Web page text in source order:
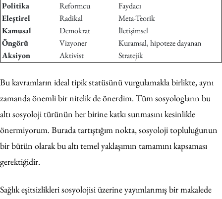
Politika
Reformcu
Faydacı
Eleştirel
Radikal
Meta-Teorik
Kamusal
Demokrat
İletişimsel
Öngörü
Vizyoner
Kuramsal, hipoteze dayanan
Aksiyon
Aktivist Stratejik
Bu kavramların ideal tipik statüsünü vurgulamakla birlikte, aynı
zamanda önemli bir nitelik de önerdim. Tüm sosyologların bu
altı sosyoloji türünün her birine katkı sunmasını kesinlikle
önermiyorum. Burada tartıştığım nokta, sosyoloji topluluğunun
bir bütün olarak bu altı temel yaklaşımın tamamını kapsaması
gerektiğidir.
Sağlık eşitsizlikleri sosyolojisi üzerine yayımlanmış bir makalede